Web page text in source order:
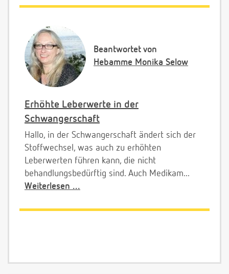
Beantwortet von
Hebamme Monika Selow
Erhöhte Leberwerte in der
Schwangerschaft
Hallo, in der Schwangerschaft ändert sich der
Stoffwechsel, was auch zu erhöhten
Leberwerten führen kann, die nicht
behandlungsbedürftig sind. Auch Medikam...
Weiterlesen ...